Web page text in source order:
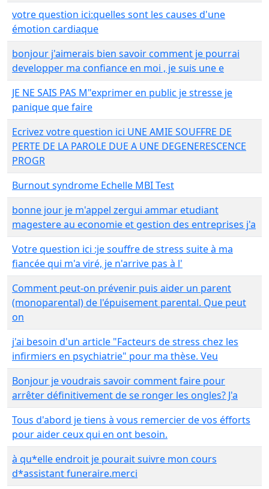
votre question ici:quelles sont les causes d'une
émotion cardiaque
bonjour j'aimerais bien savoir comment je pourrai
developper ma confiance en moi , je suis une e
JE NE SAIS PAS M"exprimer en public je stresse je
panique que faire
Ecrivez votre question ici UNE AMIE SOUFFRE DE
PERTE DE LA PAROLE DUE A UNE DEGENERESCENCE
PROGR
Burnout syndrome Echelle MBI Test
bonne jour je m'appel zergui ammar etudiant
magestere au economie et gestion des entreprises j'a
Votre question ici :je souffre de stress suite à ma
fiancée qui m'a viré, je n'arrive pas à l'
Comment peut-on prévenir puis aider un parent
(monoparental) de l'épuisement parental. Que peut
on
j'ai besoin d'un article "Facteurs de stress chez les
infirmiers en psychiatrie" pour ma thèse. Veu
Bonjour je voudrais savoir comment faire pour
arrêter définitivement de se ronger les ongles? J'a
Tous d'abord je tiens à vous remercier de vos éfforts
pour aider ceux qui en ont besoin.
à qu*elle endroit je pourait suivre mon cours
d*assistant funeraire.merci